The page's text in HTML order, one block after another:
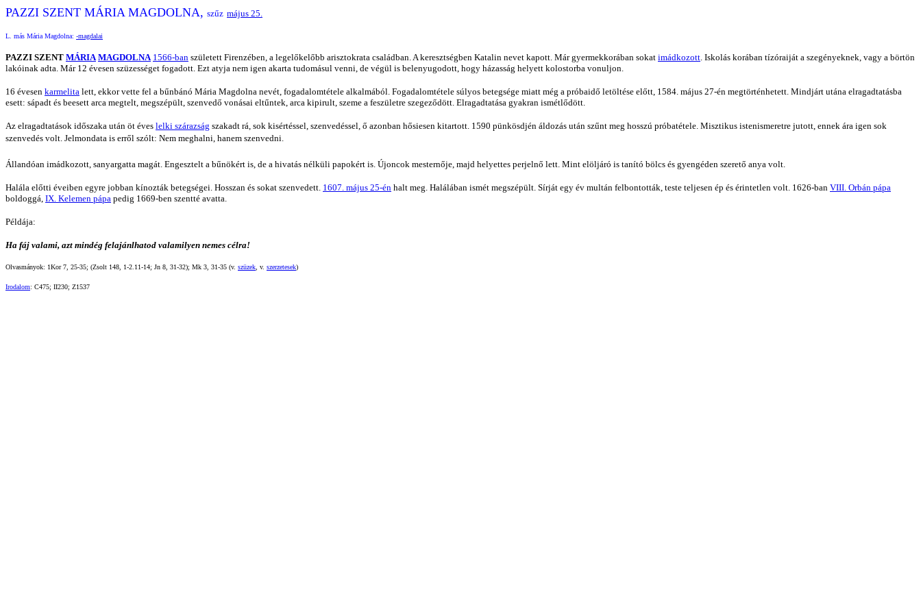
PAZZI SZENT MÁRIA MAGDOLNA, szűz május 25.
L. más Mária Magdolna: -magdalai
PAZZI SZENT MÁRIA MAGDOLNA 1566-ban született Firenzében, a legelőkelőbb arisztokrata családban. A keresztségben Katalin nevet kapott. Már gyermekkorában sokat imádkozott. Iskolás korában tízóraiját a szegényeknek, vagy a börtön
lakóinak adta. Már 12 évesen szüzességet fogadott. Ezt atyja nem igen akarta tudomásul venni, de végül is belenyugodott, hogy házasság helyett kolostorba vonuljon.
16 évesen karmelita lett, ekkor vette fel a bűnbánó Mária Magdolna nevét, fogadalomtétele alkalmából. Fogadalomtétele súlyos betegsége miatt még a próbaidő letöltése előtt, 1584. május 27-én megtörténhetett. Mindjárt utána elragadtatásba
esett: sápadt és beesett arca megtelt, megszépült, szenvedő vonásai eltűntek, arca kipirult, szeme a feszületre szegeződött. Elragadtatása gyakran ismétlődött.
Az elragadtatások időszaka után öt éves lelki szárazság szakadt rá, sok kisértéssel, szenvedéssel, ő azonban hősiesen kitartott. 1590 pünkösdjén áldozás után szűnt meg hosszú próbatétele. Misztikus istenismeretre jutott, ennek ára igen sok
szenvedés volt. Jelmondata is erről szólt: Nem meghalni, hanem szenvedni.
Állandóan imádkozott, sanyargatta magát. Engesztelt a bűnökért is, de a hivatás nélküli papokért is. Újoncok mesternője, majd helyettes perjelnő lett. Mint elöljáró is tanító bölcs és gyengéden szerető anya volt.
Halála előtti éveiben egyre jobban kínozták betegségei. Hosszan és sokat szenvedett. 1607. május 25-én halt meg. Halálában ismét megszépült. Sírját egy év multán felbontották, teste teljesen ép és érintetlen volt. 1626-ban VIII. Orbán pápa
boldoggá, IX. Kelemen pápa pedig 1669-ben szentté avatta.
Példája:
Ha fáj valami, azt mindég felajánlhatod valamilyen nemes célra!
Olvasmányok: 1Kor 7, 25-35; (Zsolt 148, 1-2.11-14; Jn 8, 31-32); Mk 3, 31-35 (v. szüzek , v. szerzetesek)
Irodalom: C475; II230; Z1537